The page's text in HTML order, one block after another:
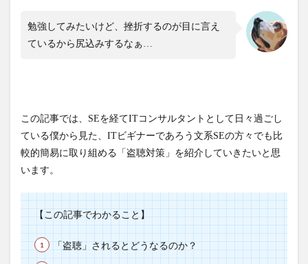
勉強してみたいけど、挫折するのが目に言え
ているから尻込みするなぁ…
この記事では、SEを経てITコンサルタントとして日々過ごし
ている僕から見た、ITビギナーであろう文系SEの方々でも比
較的簡易に取り組める「盗聴対策」を紹介していきたいと思
います。
【この記事でわかること】
「盗聴」されるとどうなるのか？